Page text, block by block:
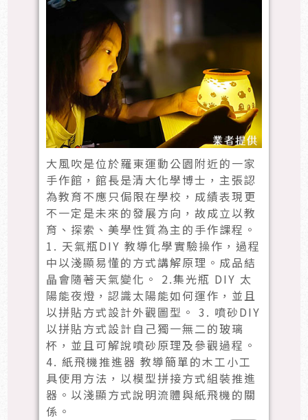
大風吹是位於羅東運動公園附近的一家
手作館，館長是清大化學博士，主張認
為教育不應只侷限在學校，成績表現更
不一定是未來的發展方向，故成立以教
育、探索、美學性質為主的手作課程。
1. 天氣瓶DIY 教導化學實驗操作，過程
中以淺顯易懂的方式講解原理。成品結
晶會隨著天氣變化。 2.集光瓶 DIY 太
陽能夜燈，認識太陽能如何運作，並且
以拼貼方式設計外觀圖型。 3. 噴砂DIY
以拼貼方式設計自己獨一無二的玻璃
杯，並且可解說噴砂原理及參觀過程。
4. 紙飛機推進器 教導簡單的木工小工
具使用方法，以模型拼接方式組裝推進
器。以淺顯方式說明流體與紙飛機的關
係。